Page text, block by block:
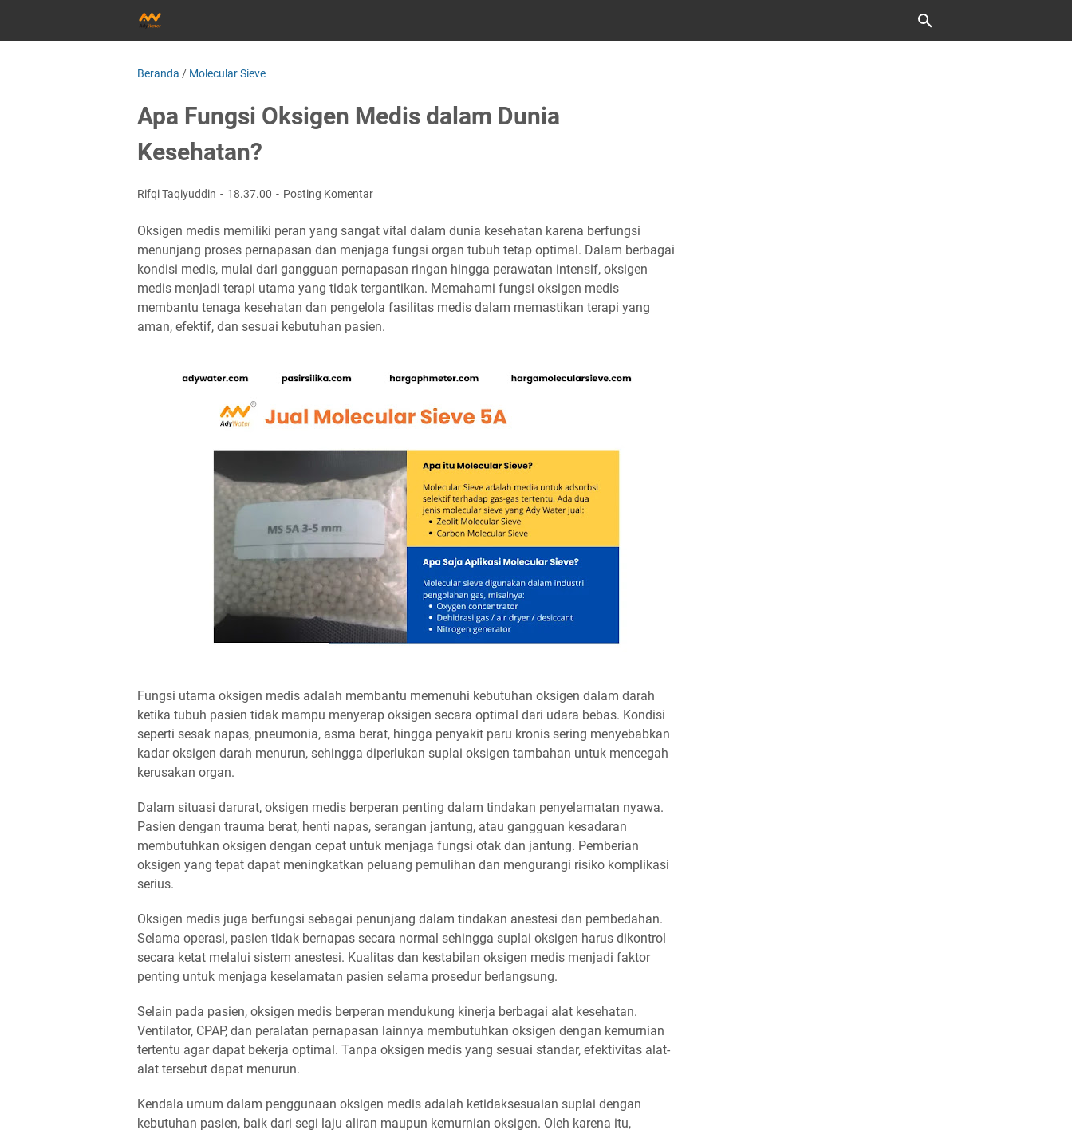
Beranda / Molecular Sieve
Apa Fungsi Oksigen Medis dalam Dunia
Kesehatan?
Rifqi Taqiyuddin 18.37.00 Posting Komentar
Oksigen medis memiliki peran yang sangat vital dalam dunia kesehatan karena berfungsi
menunjang proses pernapasan dan menjaga fungsi organ tubuh tetap optimal. Dalam berbagai
kondisi medis, mulai dari gangguan pernapasan ringan hingga perawatan intensif, oksigen
medis menjadi terapi utama yang tidak tergantikan. Memahami fungsi oksigen medis
membantu tenaga kesehatan dan pengelola fasilitas medis dalam memastikan terapi yang
aman, efektif, dan sesuai kebutuhan pasien.
Fungsi utama oksigen medis adalah membantu memenuhi kebutuhan oksigen dalam darah
ketika tubuh pasien tidak mampu menyerap oksigen secara optimal dari udara bebas. Kondisi
seperti sesak napas, pneumonia, asma berat, hingga penyakit paru kronis sering menyebabkan
kadar oksigen darah menurun, sehingga diperlukan suplai oksigen tambahan untuk mencegah
kerusakan organ.
Dalam situasi darurat, oksigen medis berperan penting dalam tindakan penyelamatan nyawa.
Pasien dengan trauma berat, henti napas, serangan jantung, atau gangguan kesadaran
membutuhkan oksigen dengan cepat untuk menjaga fungsi otak dan jantung. Pemberian
oksigen yang tepat dapat meningkatkan peluang pemulihan dan mengurangi risiko komplikasi
serius.
Oksigen medis juga berfungsi sebagai penunjang dalam tindakan anestesi dan pembedahan.
Selama operasi, pasien tidak bernapas secara normal sehingga suplai oksigen harus dikontrol
secara ketat melalui sistem anestesi. Kualitas dan kestabilan oksigen medis menjadi faktor
penting untuk menjaga keselamatan pasien selama prosedur berlangsung.
Selain pada pasien, oksigen medis berperan mendukung kinerja berbagai alat kesehatan.
Ventilator, CPAP, dan peralatan pernapasan lainnya membutuhkan oksigen dengan kemurnian
tertentu agar dapat bekerja optimal. Tanpa oksigen medis yang sesuai standar, efektivitas alat-
alat tersebut dapat menurun.
Kendala umum dalam penggunaan oksigen medis adalah ketidaksesuaian suplai dengan
kebutuhan pasien, baik dari segi laju aliran maupun kemurnian oksigen. Oleh karena itu,